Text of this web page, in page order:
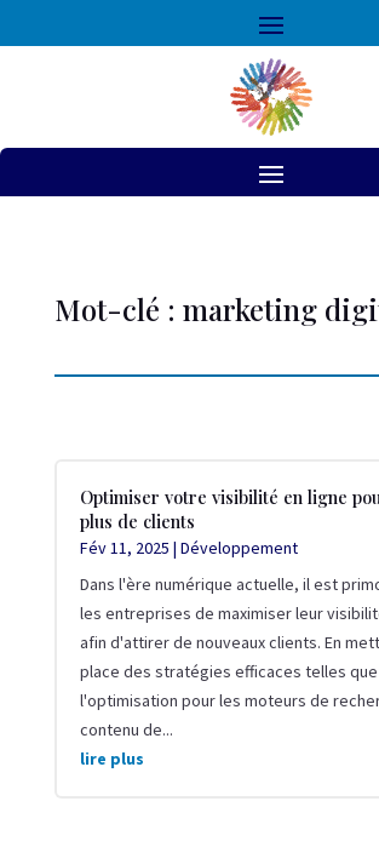
Mot-clé : marketing
Optimiser votre visibilité en ligne
plus de clients
Fév 11, 2025 | Développement
Dans l'ère numérique actuelle, il est
les entreprises de maximiser leur
afin d'attirer de nouveaux clients. En
place des stratégies efficaces telles que
l'optimisation pour les moteurs de
contenu de...
lire plus